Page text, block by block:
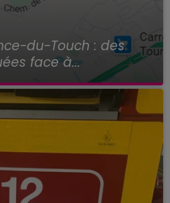
du-Touch : des
face à...